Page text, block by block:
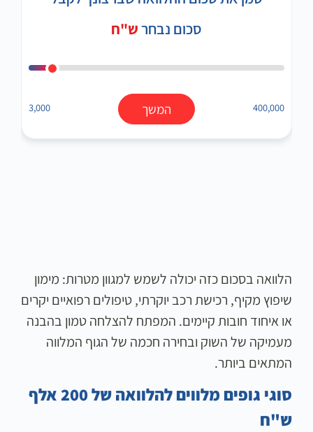
סכום נבחרש"ח
3,000 400,000 המשך
הלוואה בסכום כזה יכולה לשמש למגוון מטרות: מימון
שיפוץ מקיף, רכישת רכב יוקרתי, טיפולים רפואיים יקרים
או איחוד חובות קיימים. המפתח להצלחה טמון בהבנה
מעמיקה של השוק ובחירה חכמה של הגוף המלווה
המתאים ביותר.
סוגי גופים מלווים להלוואה של 200 אלף
ש"ח